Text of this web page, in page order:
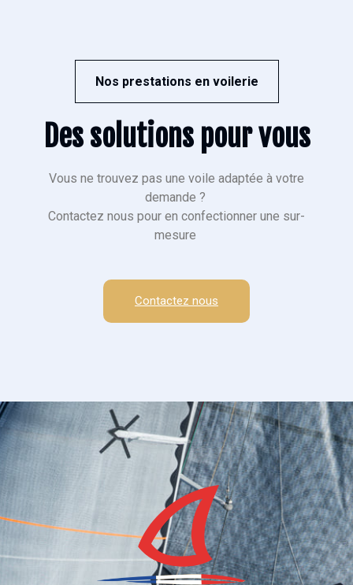
Nos prestations en voilerie
Des solutions pour vous
Vous ne trouvez pas une voile adaptée à votre
demande ?
Contactez nous pour en confectionner une sur-
mesure
Contactez nous